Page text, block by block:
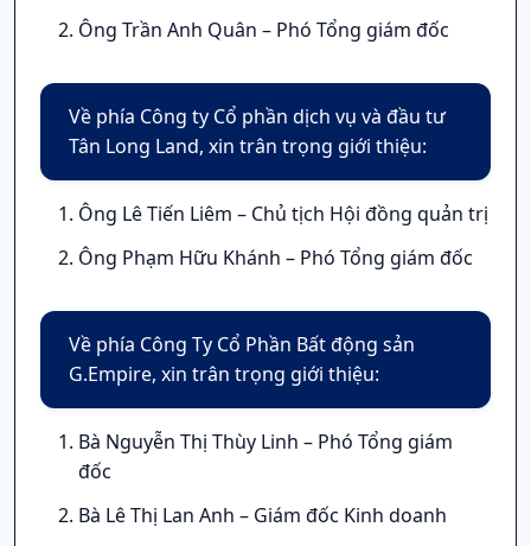
Ông Trần Anh Quân – Phó Tổng giám đốc
Về phía Công ty Cổ phần dịch vụ và đầu tư
Tân Long Land, xin trân trọng giới thiệu:
Ông Lê Tiến Liêm – Chủ tịch Hội đồng quản trị
Ông Phạm Hữu Khánh – Phó Tổng giám đốc
Về phía Công Ty Cổ Phần Bất động sản
G.Empire, xin trân trọng giới thiệu:
Bà Nguyễn Thị Thùy Linh – Phó Tổng giám
đốc
Bà Lê Thị Lan Anh – Giám đốc Kinh doanh